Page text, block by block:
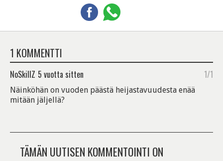
1 KOMMENTTI
NoSkillZ 5 vuotta sitten 1/1
Näinköhän on vuoden päästä heijastavuudesta enää
mitään jäljellä?
TÄMÄN UUTISEN KOMMENTOINTI ON